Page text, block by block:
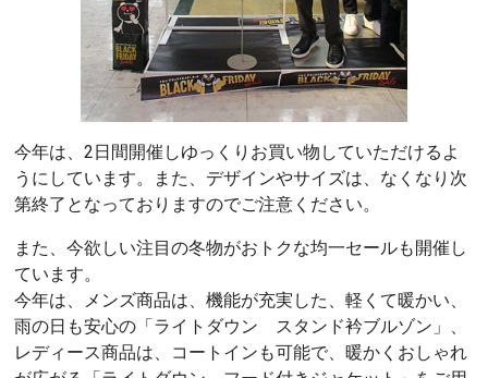
今年は、2日間開催しゆっくりお買い物していただけるよ
うにしています。また、デザインやサイズは、なくなり次
第終了となっておりますのでご注意ください。
また、今欲しい注目の冬物がおトクな均一セールも開催し
ています。
今年は、メンズ商品は、機能が充実した、軽くて暖かい、
雨の日も安心の「ライトダウン スタンド衿ブルゾン」、
レディース商品は、コートインも可能で、暖かくおしゃれ